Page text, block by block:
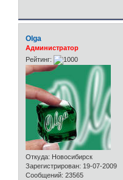
Olga
Администратор
Рейтинг:
Откуда: Новосибирск
Зарегистрирован: 19-07-2009
Сообщений: 23565